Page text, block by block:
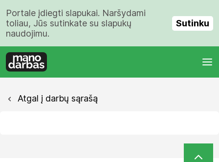
Portale įdiegti slapukai. Naršydami
toliau, Jūs sutinkate su slapukų
naudojimu.
Sutinku
Atgal į darbų sąrašą